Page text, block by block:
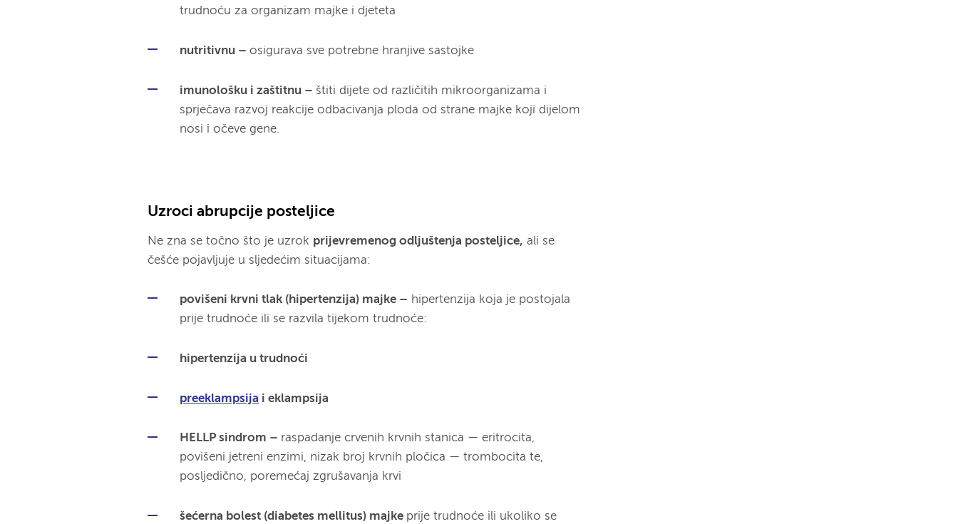
trudnoću za organizam majke i djeteta
nutritivnu – osigurava sve potrebne hranjive sastojke
imunološku i zaštitnu – štiti dijete od različitih mikroorganizama i
sprječava razvoj reakcije odbacivanja ploda od strane majke koji dijelom
nosi i očeve gene.
Uzroci abrupcije posteljice
Ne zna se točno što je uzrok prijevremenog odljuštenja posteljice, ali se
češće pojavljuje u sljedećim situacijama:
povišeni krvni tlak (hipertenzija) majke – hipertenzija koja je postojala
prije trudnoće ili se razvila tijekom trudnoće:
hipertenzija u trudnoći
preeklampsija i eklampsija
HELLP sindrom – raspadanje crvenih krvnih stanica — eritrocita,
povišeni jetreni enzimi, nizak broj krvnih pločica — trombocita te,
posljedično, poremećaj zgrušavanja krvi
šećerna bolest (diabetes mellitus) majke prije trudnoće ili ukoliko se